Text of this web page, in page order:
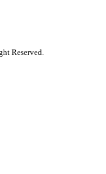
Reserved.